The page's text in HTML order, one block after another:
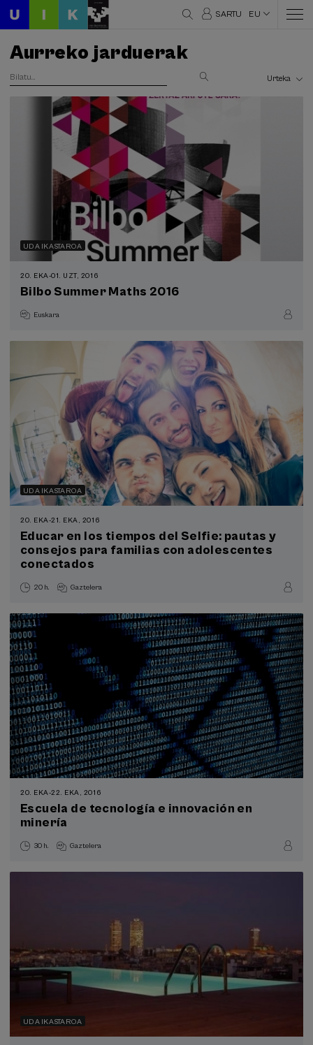
SARTU EU
Aurreko jarduerak
UDA IKASTAROA
20. EKA-01. UZT, 2016
Bilbo Summer Maths 2016
Euskara
UDA IKASTAROA
20. EKA-21. EKA, 2016
Educar en los tiempos del Selfie: pautas y
consejos para familias con adolescentes
conectados
20 h. Gaztelera
20. EKA-22. EKA, 2016
Escuela de tecnología e innovación en
minería
30 h. Gaztelera
UDA IKASTAROA